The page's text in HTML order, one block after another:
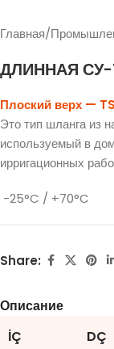
Главная
ДЛИННАЯ СУ-
Плоский верх —
Это тип шланга из
используемый в
ирригационных
-25°C / +70°C
Share:
Описание
İÇ
DÇ